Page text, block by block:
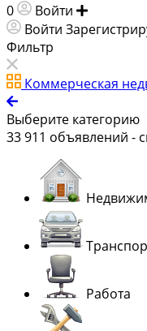
0 Войти
Войти
Фильтр
Коммерческая
Выберите категорию
33 911 объявлений -
Работа